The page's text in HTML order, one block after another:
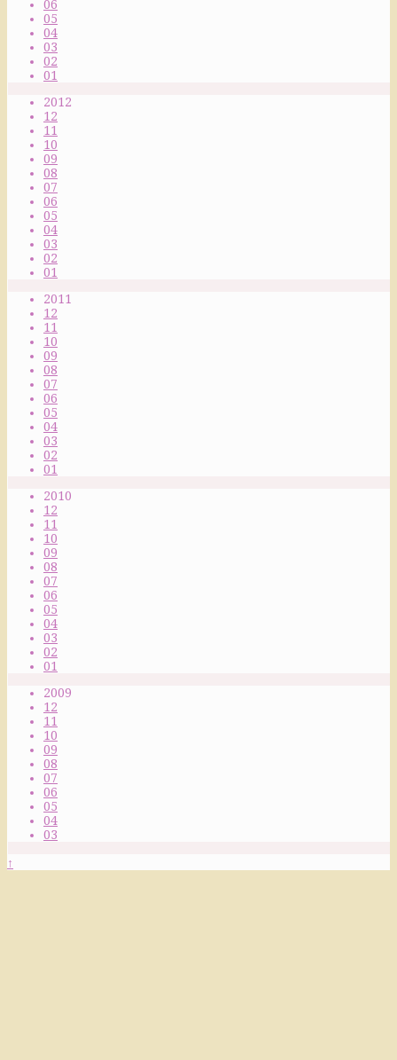
06
05
04
03
02
01
2012
12
11
10
09
08
07
06
05
04
03
02
01
2011
12
11
10
09
08
07
06
05
04
03
02
01
2010
12
11
10
09
08
07
06
05
04
03
02
01
2009
12
11
10
09
08
07
06
05
04
03
↑